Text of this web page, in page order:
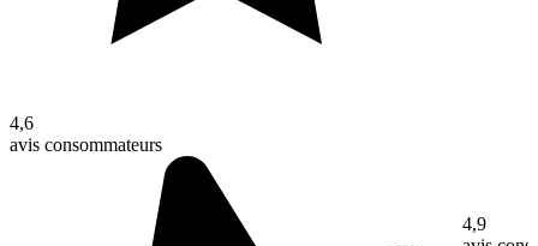
4,6
avis consommateurs
4,9